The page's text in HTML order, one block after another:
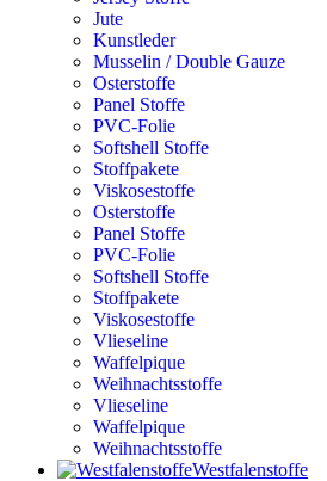
Jute
Kunstleder
Musselin / Double Gauze
Osterstoffe
Panel Stoffe
PVC-Folie
Softshell Stoffe
Stoffpakete
Viskosestoffe
Osterstoffe
Panel Stoffe
PVC-Folie
Softshell Stoffe
Stoffpakete
Viskosestoffe
Vlieseline
Waffelpique
Weihnachtsstoffe
Vlieseline
Waffelpique
Weihnachtsstoffe
Westfalenstoffe